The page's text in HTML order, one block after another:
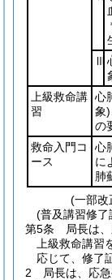
Ⅲ
上級救命講
習
心
象)
の
救命入門コ
ース
心
に
肺
(一部改
(普及講習修了
第5条
局長は
上級救命講
応じて、修了
2
局長は、応